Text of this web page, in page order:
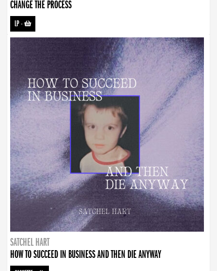
CHANGE THE PROCESS
LP-
SATCHEL HART
HOW TO SUCCEED IN BUSINESS AND THEN DIE ANYWAY